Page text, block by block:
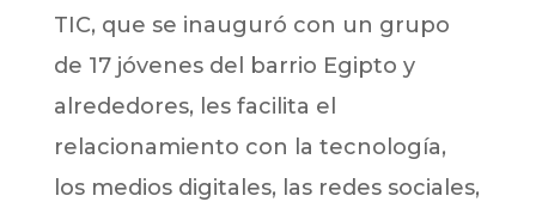
TIC, que se inauguró con un grupo
de 17 jóvenes del barrio Egipto y
alrededores, les facilita el
relacionamiento con la tecnología,
los medios digitales, las redes sociales,